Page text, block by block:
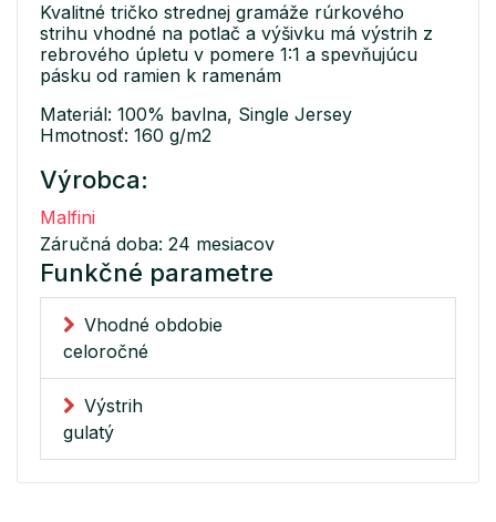
Kvalitné tričko strednej gramáže rúrkového
strihu vhodné na potlač a výšivku má výstrih z
rebrového úpletu v pomere 1:1 a spevňujúcu
pásku od ramien k ramenám
Materiál: 100% bavlna, Single Jersey
Hmotnosť: 160 g/m2
Výrobca:
Malfini
Záručná doba: 24 mesiacov
Funkčné parametre
Vhodné obdobie
celoročné
Výstrih
gulatý